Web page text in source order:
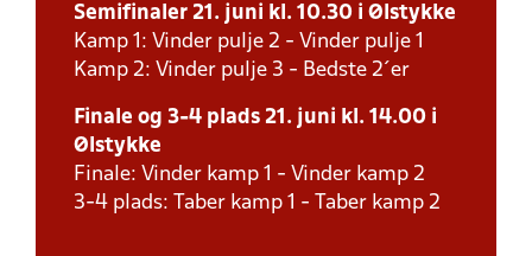
Semifinaler 21. juni kl. 10.30 i Ølstykke
Kamp 1: Vinder pulje 2 - Vinder pulje 1
Kamp 2: Vinder pulje 3 - Bedste 2´er
Finale og 3-4 plads 21. juni kl. 14.00 i
Ølstykke
Finale: Vinder kamp 1 - Vinder kamp 2
3-4 plads: Taber kamp 1 - Taber kamp 2